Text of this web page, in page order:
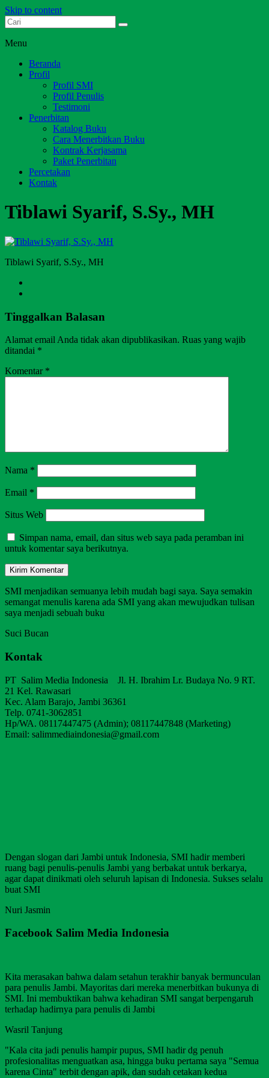
Skip to content
Dari Jambi untuk Indonesia
Menu
Beranda
Profil
Profil SMI
Profil Penulis
Testimoni
Penerbitan
Katalog Buku
Cara Menerbitkan Buku
Kontrak Kerjasama
Paket Penerbitan
Percetakan
Kontak
Tiblawi Syarif, S.Sy., MH
Tiblawi Syarif, S.Sy., MH
Tinggalkan Balasan
Alamat email Anda tidak akan dipublikasikan. Ruas yang wajib
ditandai *
Komentar *
Nama *
Email *
Situs Web
Simpan nama, email, dan situs web saya pada peramban ini
untuk komentar saya berikutnya.
SMI menjadikan semuanya lebih mudah bagi saya. Saya semakin
semangat menulis karena ada SMI yang akan mewujudkan tulisan
saya menjadi sebuah buku
Suci Bucan
Kontak
PT Salim Media Indonesia Jl. H. Ibrahim Lr. Budaya No. 9 RT.
21 Kel. Rawasari
Kec. Alam Barajo, Jambi 36361
Telp. 0741-3062851
Hp/WA. 08117447475 (Admin); 08117447848 (Marketing)
Email: salimmediaindonesia@gmail.com
Dengan slogan dari Jambi untuk Indonesia, SMI hadir memberi
ruang bagi penulis-penulis Jambi yang berbakat untuk berkarya,
agar dapat dinikmati oleh seluruh lapisan di Indonesia. Sukses selalu
buat SMI
Nuri Jasmin
Facebook Salim Media Indonesia
Kita merasakan bahwa dalam setahun terakhir banyak bermunculan
para penulis Jambi. Mayoritas dari mereka menerbitkan bukunya di
SMI. Ini membuktikan bahwa kehadiran SMI sangat berpengaruh
terhadap hadirnya para penulis di Jambi
Wasril Tanjung
"Kala cita jadi penulis hampir pupus, SMI hadir dg penuh
profesionalitas menguatkan asa, hingga buku pertama saya "Semua
karena Cinta" terbit dengan apik, dan sudah cetakan kedua